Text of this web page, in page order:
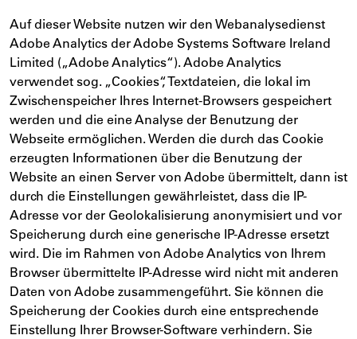
Auf dieser Website nutzen wir den Webanalysedienst
Adobe Analytics der Adobe Systems Software Ireland
Limited („Adobe Analytics“). Adobe Analytics
verwendet sog. „Cookies“, Textdateien, die lokal im
Zwischenspeicher Ihres Internet-Browsers gespeichert
werden und die eine Analyse der Benutzung der
Webseite ermöglichen. Werden die durch das Cookie
erzeugten Informationen über die Benutzung der
Website an einen Server von Adobe übermittelt, dann ist
durch die Einstellungen gewährleistet, dass die IP-
Adresse vor der Geolokalisierung anonymisiert und vor
Speicherung durch eine generische IP-Adresse ersetzt
wird. Die im Rahmen von Adobe Analytics von Ihrem
Browser übermittelte IP-Adresse wird nicht mit anderen
Daten von Adobe zusammengeführt. Sie können die
Speicherung der Cookies durch eine entsprechende
Einstellung Ihrer Browser-Software verhindern. Sie